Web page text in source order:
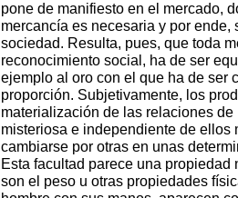
pone de manifiesto en el mercado,
mercancía es necesaria y por
sociedad. Resulta, pues, que toda
reconocimiento social, ha de ser
ejemplo al oro con el que ha de ser
proporción. Subjetivamente, los
materialización de las relaciones
misteriosa e independiente de ellos
cambiarse por otras en unas
Esta facultad parece una
son el peso u otras propiedades